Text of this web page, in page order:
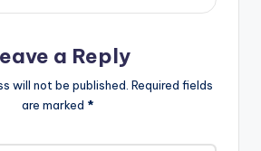
a Reply
will not be published. Required fields
are marked *